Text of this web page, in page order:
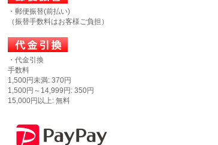
・郵便振替(前払い)
（振替手数料はお客様ご負担）
・代金引換
手数料
1,500円未満: 370円
1,500円～14,999円: 350円
15,000円以上: 無料